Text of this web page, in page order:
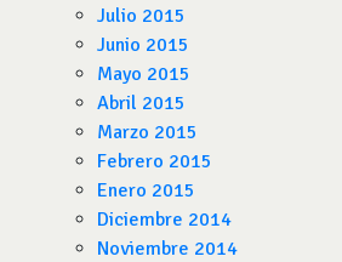
Julio 2015
Junio 2015
Mayo 2015
Abril 2015
Marzo 2015
Febrero 2015
Enero 2015
Diciembre 2014
Noviembre 2014